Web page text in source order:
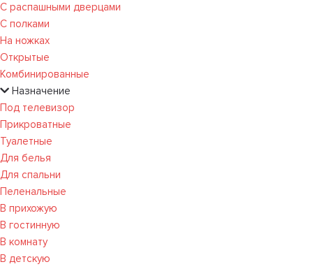
С распашными дверцами
С полками
На ножках
Открытые
Комбинированные
Назначение
Под телевизор
Прикроватные
Туалетные
Для белья
Для спальни
Пеленальные
В прихожую
В гостинную
В комнату
В детскую